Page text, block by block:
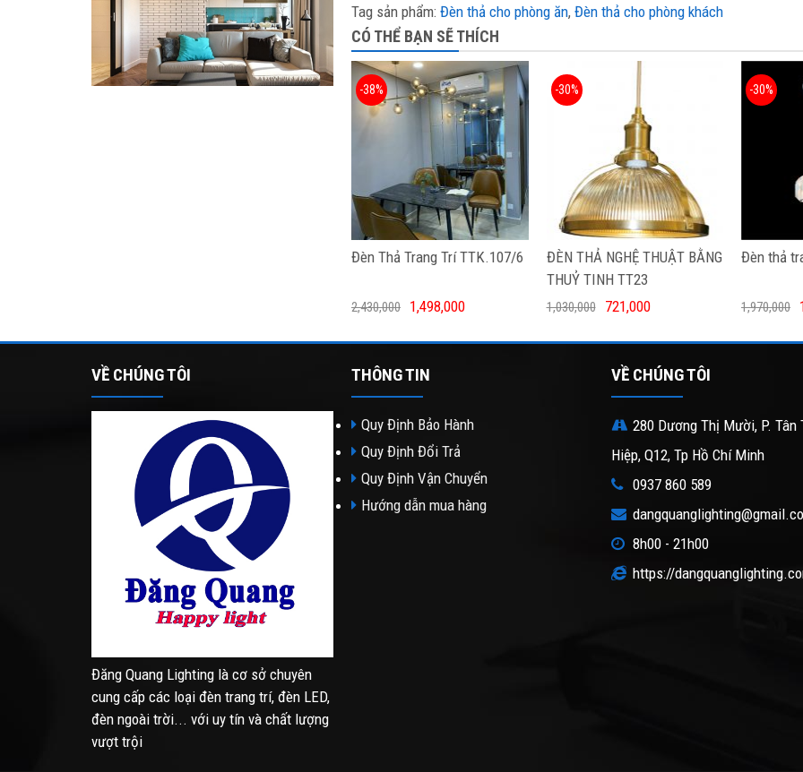
Tag sản phẩm: Đèn thả cho phòng ăn, Đèn thả cho phòng khách
CÓ THỂ BẠN SẼ THÍCH
Đèn Thả Trang Trí TTK.107/6
-38%
2,430,000 1,498,000
ĐÈN THẢ NGHỆ THUẬT BẰNG
THUỶ TINH TT23
-30%
1,030,000 721,000
Đèn thả
-30%
1,970,000
VỀ CHÚNG TÔI
Đăng Quang Lighting là cơ sở chuyên
cung cấp các loại đèn trang trí, đèn LED,
đèn ngoài trời... với uy tín và chất lượng
vượt trội
THÔNG TIN
Quy Định Bảo Hành
Quy Định Đổi Trả
Quy Định Vận Chuyển
Hướng dẫn mua hàng
VỀ CHÚNG TÔI
280 Dương Thị Mười, P. Tân
Hiệp, Q12, Tp Hồ Chí Minh
0937 860 589
8h00 - 21h00
https://